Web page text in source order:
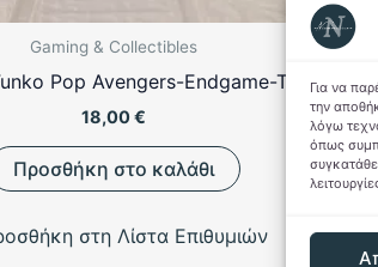
Για να
την
λόγω
όπως
Gaming & Collectibles
Pop Avengers-Endgame-Thor
18,00€
Προσθήκη στο καλάθι
στη Λίστα Επιθυμιών